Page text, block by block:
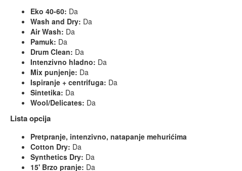
Eko 40-60: Da
Wash and Dry: Da
Air Wash: Da
Pamuk: Da
Drum Clean: Da
Intenzivno hladno: Da
Mix punjenje: Da
Ispiranje + centrifuga: Da
Sintetika: Da
Wool/Delicates: Da
Lista opcija
Pretpranje, intenzivno, natapanje mehurićima
Cotton Dry: Da
Synthetics Dry: Da
15' Brzo pranje: Da